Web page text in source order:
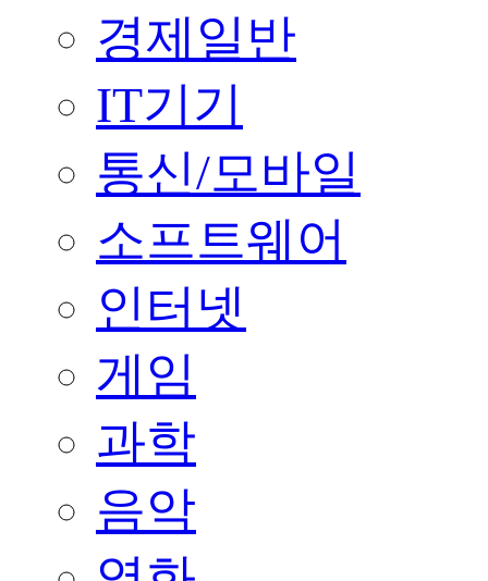
경제일반
IT기기
통신/모바일
소프트웨어
인터넷
게임
과학
음악